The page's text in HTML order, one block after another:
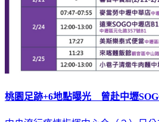
桃園足跡+6地點曝光 曾赴中壢